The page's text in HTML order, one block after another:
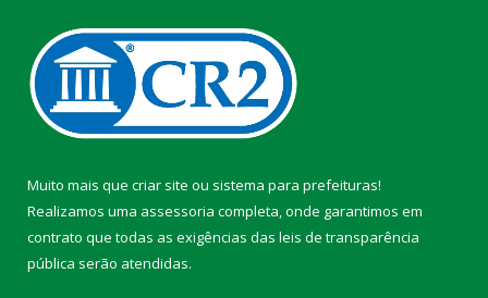
Muito mais que criar site ou sistema para prefeituras!
Realizamos uma assessoria completa, onde garantimos em
contrato que todas as exigências das leis de transparência
pública serão atendidas.